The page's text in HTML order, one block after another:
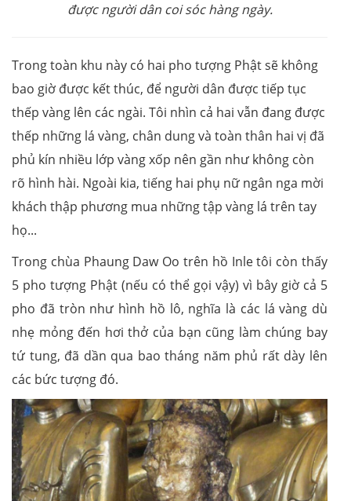
được người dân coi sóc hàng ngày.
Trong toàn khu này có hai pho tượng Phật sẽ không
bao giờ được kết thúc, để người dân được tiếp tục
thếp vàng lên các ngài. Tôi nhìn cả hai vẫn đang được
thếp những lá vàng, chân dung và toàn thân hai vị đã
phủ kín nhiều lớp vàng xốp nên gần như không còn
rõ hình hài. Ngoài kia, tiếng hai phụ nữ ngân nga mời
khách thập phương mua những tập vàng lá trên tay
họ...
Trong chùa Phaung Daw Oo trên hồ Inle tôi còn thấy
5 pho tượng Phật (nếu có thể gọi vậy) vì bây giờ cả 5
pho đã tròn như hình hồ lô, nghĩa là các lá vàng dù
nhẹ mỏng đến hơi thở của bạn cũng làm chúng bay
tứ tung, đã dần qua bao tháng năm phủ rất dày lên
các bức tượng đó.